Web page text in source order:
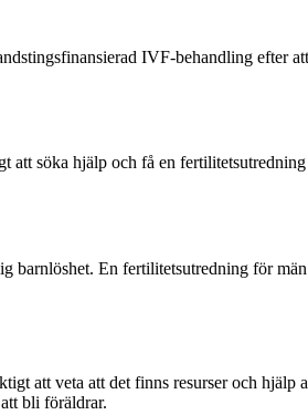
IVF-behandling efter
söka hjälp och få en
En fertilitetsutredning för
att veta att det finns resurser och
bli föräldrar.